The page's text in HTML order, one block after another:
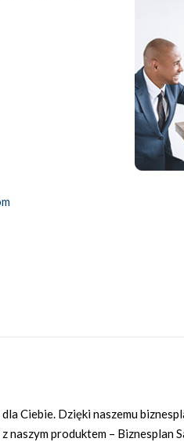
Ciebie. Dzięki naszemu
naszym produktem – Biznesplan